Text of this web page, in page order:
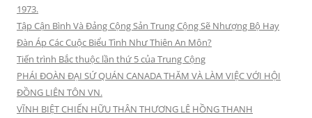
1973.
Tập Cận Bình Và Đảng Cộng Sản Trung Cộng Sẽ Nhượng Bộ Hay
Đàn Áp Các Cuộc Biểu Tình Như Thiên An Môn?
Tiến trình Bắc thuộc lần thứ 5 của Trung Cộng
PHÁI ĐOÀN ĐẠI SỨ QUÁN CANADA THĂM VÀ LÀM VIỆC VỚI HỘI
ĐỒNG LIÊN TÔN VN.
VĨNH BIỆT CHIẾN HỮU THÂN THƯƠNG LÊ HỒNG THANH